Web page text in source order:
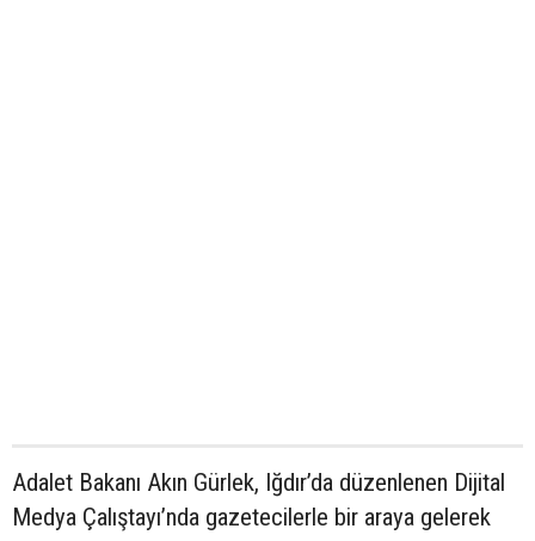
Adalet Bakanı Akın Gürlek, Iğdır’da düzenlenen Dijital
Medya Çalıştayı’nda gazetecilerle bir araya gelerek